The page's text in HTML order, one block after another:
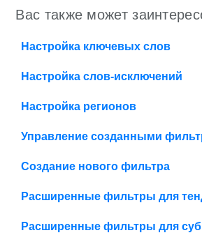
Вас также может
Настройка ключевых слов
Настройка слов-исключений
Настройка регионов
Управление созданными
Создание нового фильтра
Расширенные фильтры для
Расширенные фильтры для